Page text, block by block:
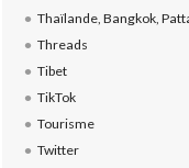
Thaïlande, Bangkok,
Threads
Tibet
TikTok
Tourisme
Twitter